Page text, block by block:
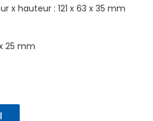
x hauteur : 121 x 63 x 35 mm
25 mm